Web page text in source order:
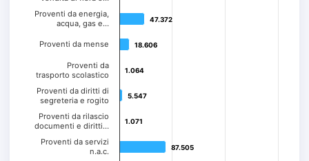
47.372
47.372
18.606
18.606
1.064
1.064
5.547
5.547
1.071
1.071
87.505
87.505
Proventi da energia,
acqua, gas e…
Proventi da mense
Proventi da
trasporto scolastico
Proventi da diritti di
segreteria e rogito
Proventi da rilascio
documenti e diritti…
Proventi da servizi
n.a.c.